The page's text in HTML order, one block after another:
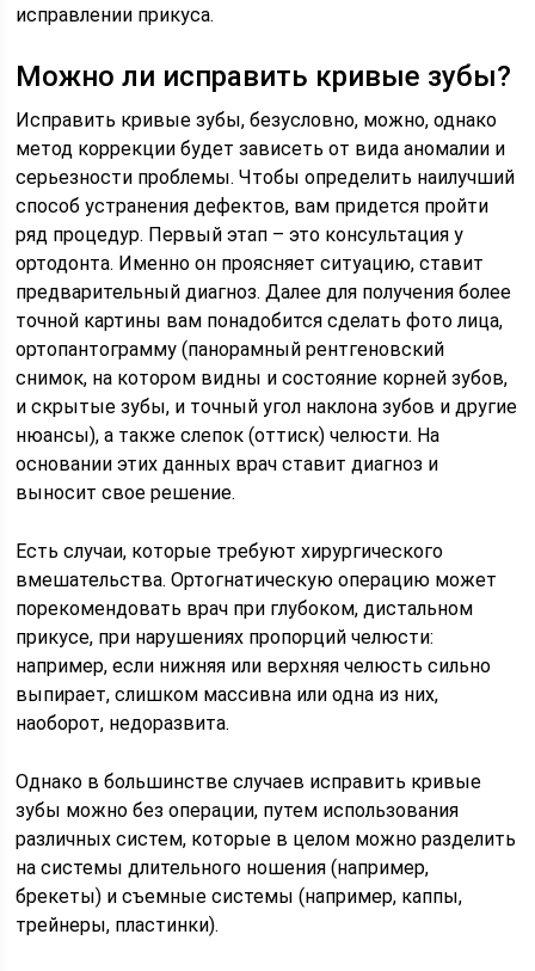
исправлении прикуса.
Можно ли исправить кривые зубы?
Исправить кривые зубы, безусловно, можно, однако
метод коррекции будет зависеть от вида аномалии и
серьезности проблемы. Чтобы определить наилучший
способ устранения дефектов, вам придется пройти
ряд процедур. Первый этап – это консультация у
ортодонта. Именно он проясняет ситуацию, ставит
предварительный диагноз. Далее для получения более
точной картины вам понадобится сделать фото лица,
ортопантограмму (панорамный рентгеновский
снимок, на котором видны и состояние корней зубов,
и скрытые зубы, и точный угол наклона зубов и другие
нюансы), а также слепок (оттиск) челюсти. На
основании этих данных врач ставит диагноз и
выносит свое решение.
Есть случаи, которые требуют хирургического
вмешательства. Ортогнатическую операцию может
порекомендовать врач при глубоком, дистальном
прикусе, при нарушениях пропорций челюсти:
например, если нижняя или верхняя челюсть сильно
выпирает, слишком массивна или одна из них,
наоборот, недоразвита.
Однако в большинстве случаев исправить кривые
зубы можно без операции, путем использования
различных систем, которые в целом можно разделить
на системы длительного ношения (например,
брекеты) и съемные системы (например, каппы,
трейнеры, пластинки).